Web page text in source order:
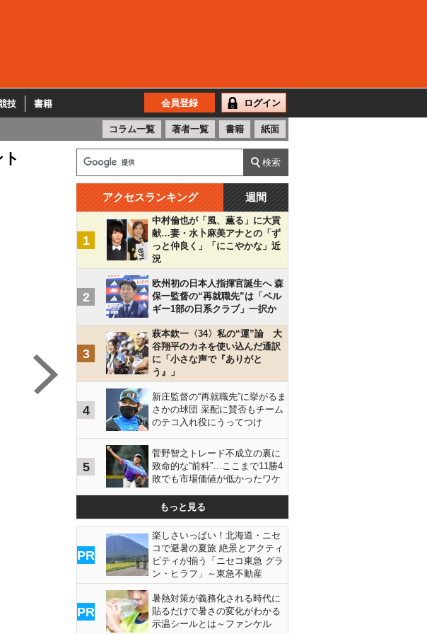
技 書籍 会員登録 ログイン
コラム一覧 著者一覧 書籍 紙面
アクセスランキング 週間
1
中村倫也が「風、薫る」に大貢
献…妻・水卜麻美アナとの「ず
っと仲良く」「にこやかな」近
況
2
欧州初の日本人指揮官誕生へ 森
保一監督の“再就職先”は「ベル
ギー1部の日系クラブ」一択か
3
萩本欽一〈34〉私の“運”論 大
谷翔平のカネを使い込んだ通訳
に「小さな声で『ありがと
う』」
4
新庄監督の“再就職先”に挙がるま
さかの球団 采配に賛否もチーム
のテコ入れ役にうってつけ
5
菅野智之トレード不成立の裏に
致命的な“前科”…ここまで11勝4
敗でも市場価値が低かったワケ
もっと見る
PR
楽しさいっぱい！北海道・ニセ
コで避暑の夏旅 絶景とアクティ
ビティが揃う「ニセコ東急 グラ
ン・ヒラフ」～東急不動産
PR
暑熱対策が義務化される時代に
貼るだけで暑さの変化がわかる
示温シールとは～ファンケル